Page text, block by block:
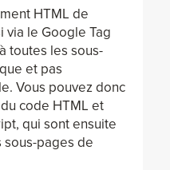
HTML de
via le Google Tag
toutes les sous-
et pas
Vous pouvez donc
code HTML et
qui sont ensuite
sous-pages de